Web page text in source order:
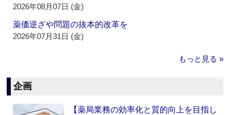
2026年08月07日 (金)
薬価逆ざや問題の抜本的改革を
2026年07月31日 (金)
もっと見る »
企画
【薬局業務の効率化と質的向上を目指し